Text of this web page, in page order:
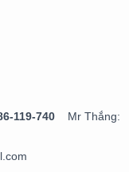
119-740Mr Thắng: